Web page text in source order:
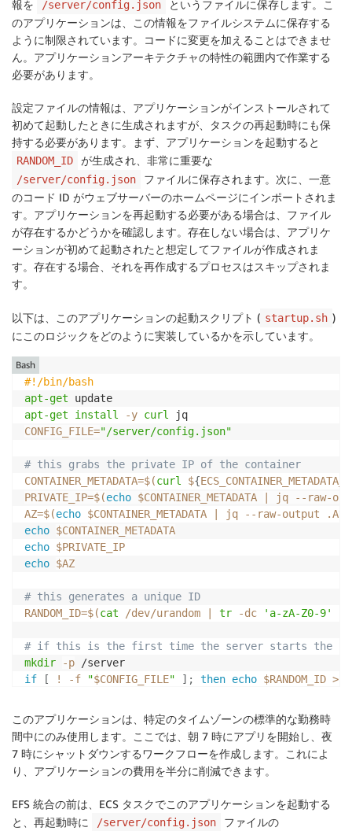
報を
/server/config.json
というファイルに保存します。こ
のアプリケーションは、この情報をファイルシステムに保存する
ように制限されています。コードに変更を加えることはできませ
ん。アプリケーションアーキテクチャの特性の範囲内で作業する
必要があります。
設定ファイルの情報は、アプリケーションがインストールされて
初めて起動したときに生成されますが、タスクの再起動時にも保
持する必要があります。まず、アプリケーションを起動すると
RANDOM_ID が生成され、非常に重要な
/server/config.json
ファイルに保存されます。次に、一意
のコード ID がウェブサーバーのホームページにインポートされま
す。アプリケーションを再起動する必要がある場合は、ファイル
が存在するかどうかを確認します。存在しない場合は、アプリケ
ーションが初めて起動されたと想定してファイルが作成されま
す。存在する場合、それを再作成するプロセスはスキップされま
す。
以下は、このアプリケーションの起動スクリプト ( startup.sh )
にこのロジックをどのように実装しているかを示しています。
#!/bin/bash
apt-get
apt-get
install -y curl
CONFIG_FILE="/server/config.json"
# this grabs the private IP of the container
CONTAINER_METADATA=$(curl ${
PRIVATE_IP=$(echo $CONTAINER_METADATA
jq --raw-
AZ=$(echo $CONTAINER_METADATA
jq --raw-output
echo $CONTAINER_METADATA
echo $PRIVATE_IP
echo $AZ
# this generates a unique ID
RANDOM_ID=$(cat /dev/urandom tr -dc 'a-zA-Z0-9'
# if this is the first time the server starts the
mkdir
-p
if
[ ! -f "$CONFIG_FILE" ] ; then echo $RANDOM_ID >
# the index.html file is generated with the private
echo
-n "Unique configuration ID       : "
>
echo
$( cat $CONFIG_FILE)
>>
echo
-n "Origin - Private IP            : "
>>
echo
$PRIVATE_IP >>
echo $AZ >>
# this starts the nginx service
Bash
このアプリケーションは、特定のタイムゾーンの標準的な勤務時
間中にのみ使用します。ここでは、朝 7 時にアプリを開始し、夜
7 時にシャットダウンするワークフローを作成します。これによ
り、アプリケーションの費用を半分に削減できます。
EFS 統合の前は、ECS タスクでこのアプリケーションを起動する
と、再起動時に
/server/config.json ファイルの